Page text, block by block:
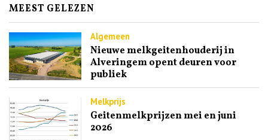
MEEST GELEZEN
Algemeen
Nieuwe melkgeitenhouderij in
Alveringem opent deuren voor
publiek
Melkprijs
Geitenmelkprijzen mei en juni
2026